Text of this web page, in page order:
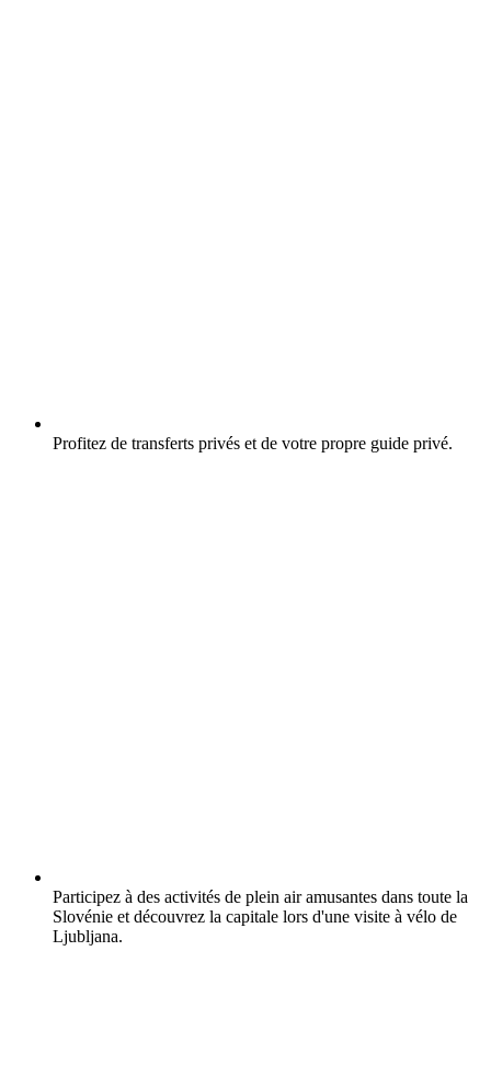
Profitez de transferts privés et de votre propre guide privé.
Participez à des activités de plein air amusantes dans toute la
Slovénie et découvrez la capitale lors d'une visite à vélo de
Ljubljana.